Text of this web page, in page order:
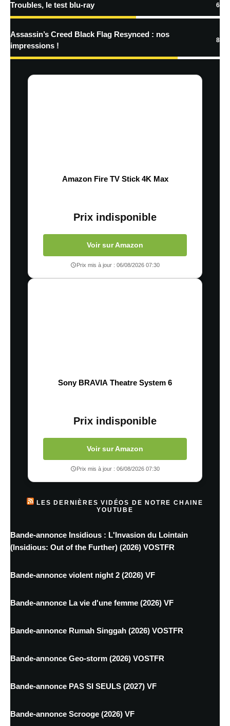
Troubles, le test blu-ray 6
Assassin’s Creed Black Flag Resynced : nos
impressions !
8
Amazon Fire TV Stick 4K Max
Prix indisponible
Voir sur Amazon
Prix mis à jour : 06/08/2026 07:30
Sony BRAVIA Theatre System 6
Prix indisponible
Voir sur Amazon
Prix mis à jour : 06/08/2026 07:30
LES DERNIÈRES VIDÉOS DE NOTRE CHAINE
YOUTUBE
Bande-annonce Insidious : L'Invasion du Lointain
(Insidious: Out of the Further) (2026) VOSTFR
Bande-annonce violent night 2 (2026) VF
Bande-annonce La vie d'une femme (2026) VF
Bande-annonce Rumah Singgah (2026) VOSTFR
Bande-annonce Geo-storm (2026) VOSTFR
Bande-annonce PAS SI SEULS (2027) VF
Bande-annonce Scrooge (2026) VF